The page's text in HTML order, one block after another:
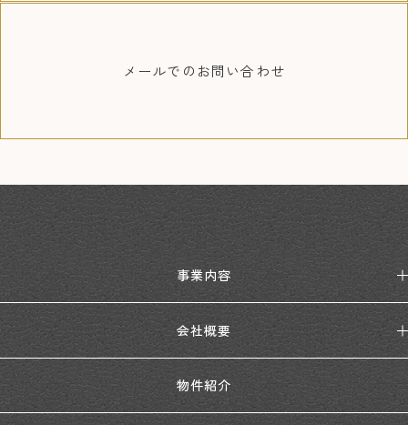
メールでの お問い合わせ
事業内容
会社概要
物件紹介